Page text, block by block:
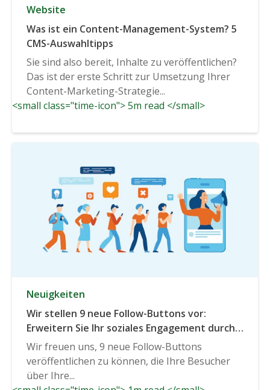
Website
Was ist ein Content-Management-System? 5
CMS-Auswahltipps
Sie sind also bereit, Inhalte zu veröffentlichen?
Das ist der erste Schritt zur Umsetzung Ihrer
Content-Marketing-Strategie...
<small class="time-icon"> 5m read </small>
Neuigkeiten
Wir stellen 9 neue Follow-Buttons vor:
Erweitern Sie Ihr soziales Engagement durch
diese beliebten Kanäle
Wir freuen uns, 9 neue Follow-Buttons
veröffentlichen zu können, die Ihre Besucher
über Ihre...